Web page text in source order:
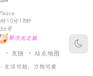
10分19秒
号
异次元之旅
友链 站点地图
生活可期，万物可爱